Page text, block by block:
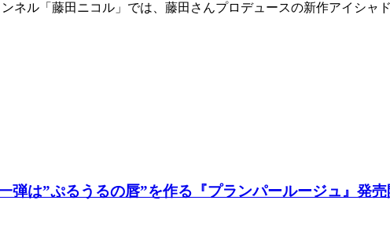
ネル「藤田ニコル」では、藤田さんプロデュースの新作アイシ
弾は”ぷるうるの唇”を作る『プランパールージュ』発